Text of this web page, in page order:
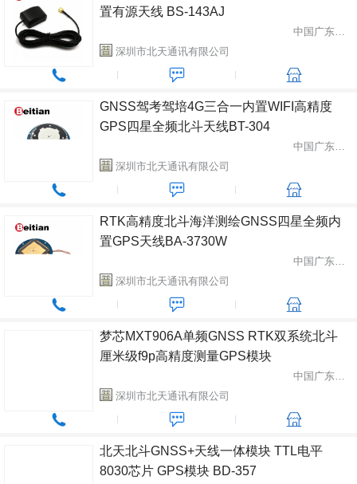
置有源天线 BS-143AJ
中国广东省深圳市
深圳市北天通讯有限公司
GNSS驾考驾培4G三合一内置WIFI高精度
GPS四星全频北斗天线BT-304
中国广东省深圳市
深圳市北天通讯有限公司
RTK高精度北斗海洋测绘GNSS四星全频内
置GPS天线BA-3730W
中国广东省深圳市
深圳市北天通讯有限公司
梦芯MXT906A单频GNSS RTK双系统北斗
厘米级f9p高精度测量GPS模块
中国广东省深圳市
深圳市北天通讯有限公司
北天北斗GNSS+天线一体模块 TTL电平
8030芯片 GPS模块 BD-357